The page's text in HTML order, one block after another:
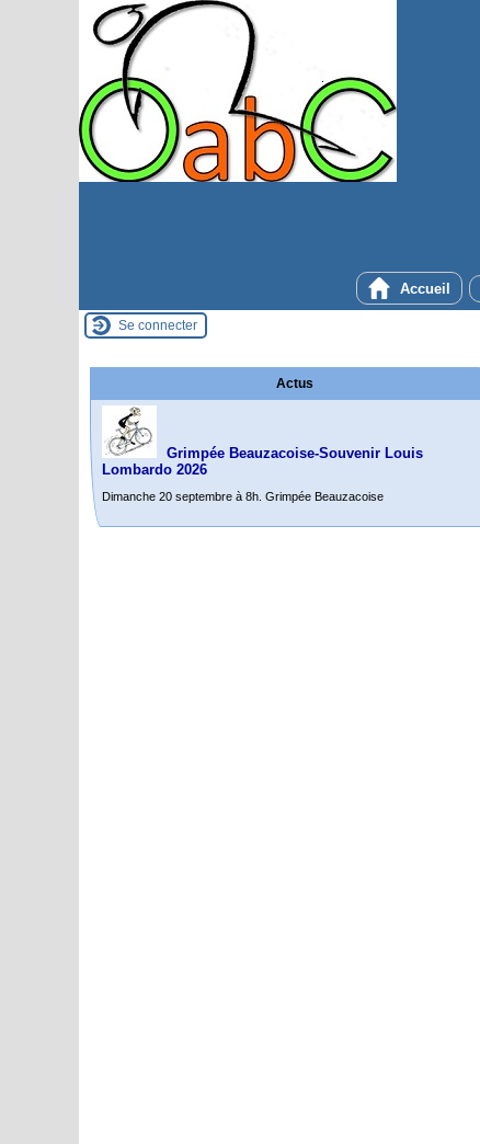
Accueil
Se connecter
Actus
Grimpée Beauzacoise-Souvenir Louis
Lombardo 2026
Dimanche 20 septembre à 8h. Grimpée Beauzacoise